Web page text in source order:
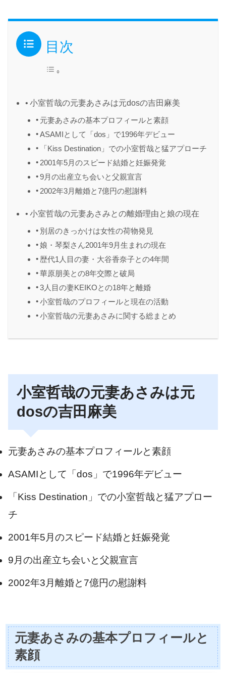
目次
小室哲哉の元妻あさみは元dosの吉田麻美
元妻あさみの基本プロフィールと素顔
ASAMIとして「dos」で1996年デビュー
「Kiss Destination」での小室哲哉と猛アプローチ
2001年5月のスピード結婚と妊娠発覚
9月の出産立ち会いと父親宣言
2002年3月離婚と7億円の慰謝料
小室哲哉の元妻あさみとの離婚理由と娘の現在
別居のきっかけは女性の荷物発見
娘・琴梨さん2001年9月生まれの現在
歴代1人目の妻・大谷香奈子との4年間
華原朋美との8年交際と破局
3人目の妻KEIKOとの18年と離婚
小室哲哉のプロフィールと現在の活動
小室哲哉の元妻あさみに関する総まとめ
小室哲哉の元妻あさみは元
dosの吉田麻美
元妻あさみの基本プロフィールと素顔
ASAMIとして「dos」で1996年デビュー
「Kiss Destination」での小室哲哉と猛アプロー
チ
2001年5月のスピード結婚と妊娠発覚
9月の出産立ち会いと父親宣言
2002年3月離婚と7億円の慰謝料
元妻あさみの基本プロフィールと
素顔